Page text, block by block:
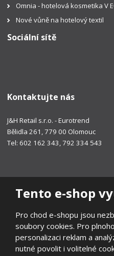
Tento e-shop
Pro chod e-shopu jsou
soubory cookies. Pro
personalizaci reklam a
nutné povolit i volitelné
Omnia - hotelová kosmetika V
Nové vůně na hotelový textil
Sociální sítě
Kontaktujte nás
J&H Retail s.r.o. - Eurotrend
Bělidla 261, 779 00 Olomouc
Tel: 602 162 343, 792 334 543